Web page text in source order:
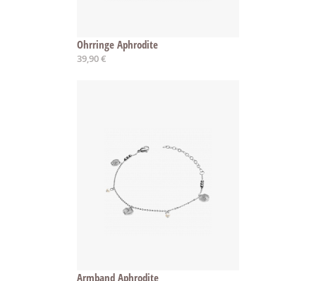
Ohrringe Aphrodite
39,90 €
Armband Aphrodite